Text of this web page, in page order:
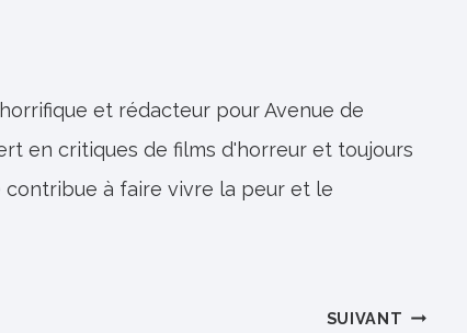
et rédacteur pour Avenue de
en critiques de films d'horreur et toujours
à faire vivre la peur et le
SUIVANT